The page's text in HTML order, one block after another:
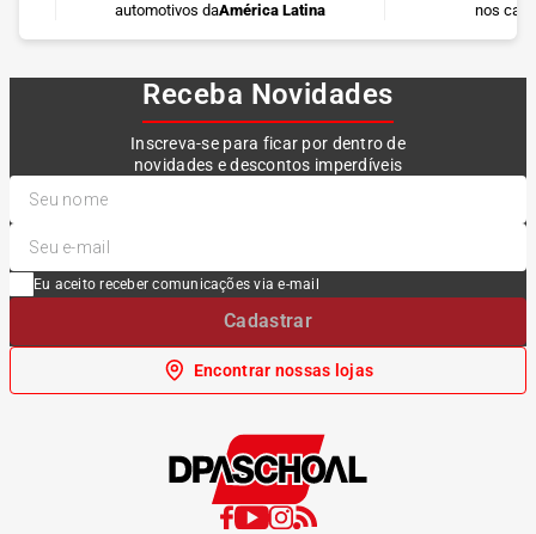
automotivos daAmérica Latina nos
Receba Novidades
Inscreva-se para ficar por dentro de
novidades e descontos imperdíveis
Eu aceito receber comunicações via e-mail
Cadastrar
Encontrar nossas lojas